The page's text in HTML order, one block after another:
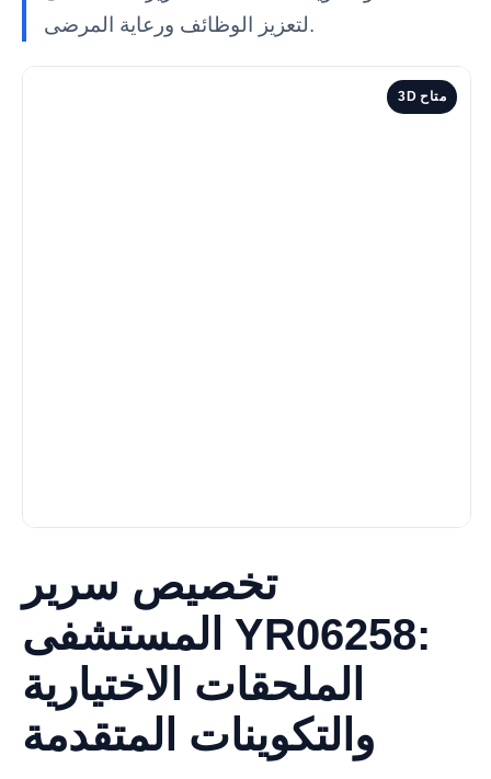
لتعزيز الوظائف ورعاية المرضى.
3D متاح
تخصيص سرير
المستشفى YR06258:
الملحقات الاختيارية
والتكوينات المتقدمة